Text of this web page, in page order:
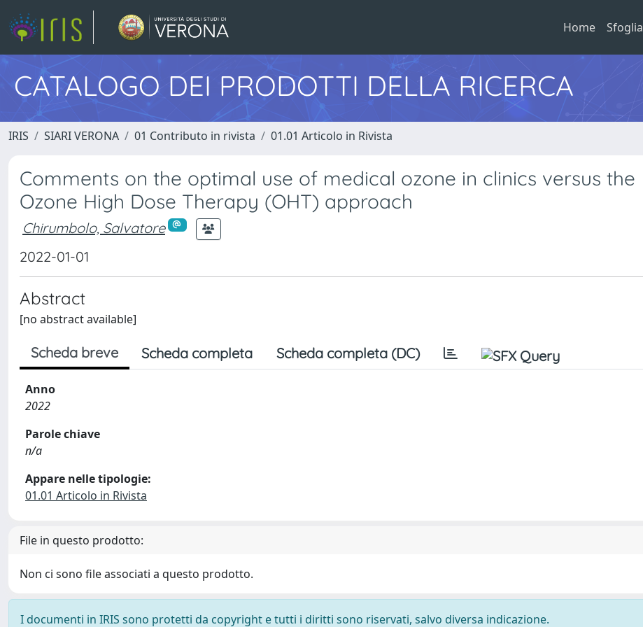
Home Sfoglia
CATALOGO DEI PRODOTTI DELLA RICERCA
IRIS SIARI VERONA 01 Contributo in rivista 01.01 Articolo in Rivista
Comments on the optimal use of medical ozone in clinics versus the
Ozone High Dose Therapy (OHT) approach
Chirumbolo, Salvatore
2022-01-01
Abstract
[no abstract available]
Scheda breve Scheda completa Scheda completa (DC)
Anno
2022
Parole chiave
n/a
Appare nelle tipologie:
01.01 Articolo in Rivista
File in questo prodotto:
Non ci sono file associati a questo prodotto.
I documenti in IRIS sono protetti da copyright e tutti i diritti sono riservati, salvo diversa indicazione.